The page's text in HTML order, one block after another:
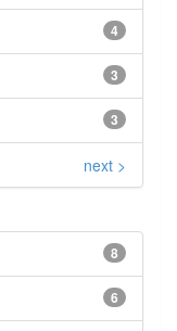
4
3
3
next >
8
6